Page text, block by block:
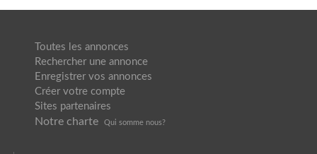
Toutes les annonces
Rechercher une annonce
Enregistrer vos annonces
Créer votre compte
Sites partenaires
Notre charte Qui somme nous?